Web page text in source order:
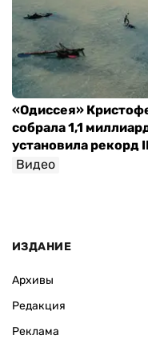
«Одиссея»
собрала 1,1
установила рекорд
Видео
ИЗДАНИЕ
Архивы
Редакция
Реклама